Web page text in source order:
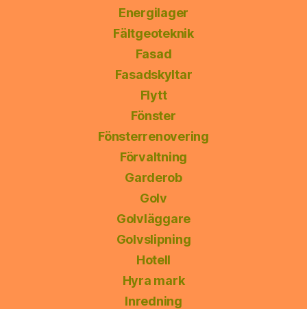
Energilager
Fältgeoteknik
Fasad
Fasadskyltar
Flytt
Fönster
Fönsterrenovering
Förvaltning
Garderob
Golv
Golvläggare
Golvslipning
Hotell
Hyra mark
Inredning